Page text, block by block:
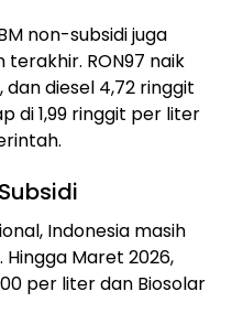
non-subsidi juga
RON97 naik
diesel 4,72 ringgit
di 1,99 ringgit per liter
Indonesia masih
Hingga Maret 2026,
per liter dan Biosolar